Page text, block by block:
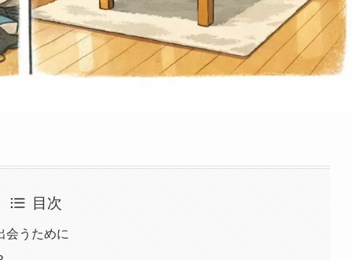
目次
会うために